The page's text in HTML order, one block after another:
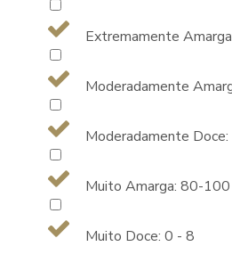
Extremamente
Moderadamente
Moderadamente
Muito Amarga: 80-100
Muito Doce: 0 - 8